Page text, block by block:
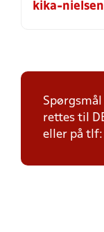
kika-
rettes til
eller på tlf: